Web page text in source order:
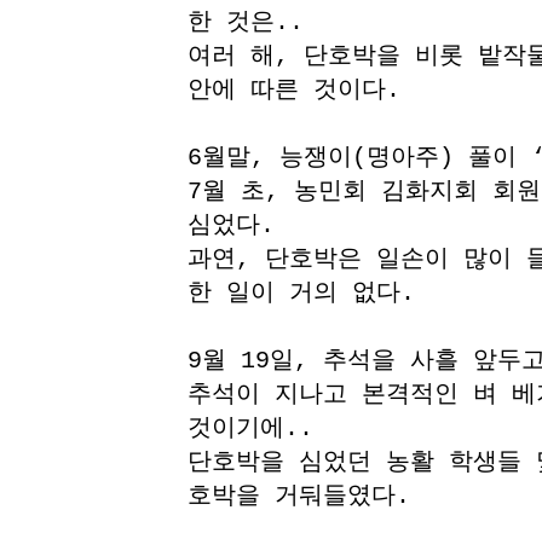
한 것은..
여러 해, 단호박을 비롯 밭작
안에 따른 것이다.
6월말, 능쟁이(명아주) 풀이
7월 초, 농민회 김화지회 회
심었다.
과연, 단호박은 일손이 많이
한 일이 거의 없다.
9월 19일, 추석을 사흘 앞두
추석이 지나고 본격적인 벼
것이기에..
단호박을 심었던 농활 학생
호박을 거둬들였다.